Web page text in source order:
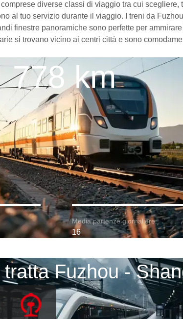
diverse classi di viaggio tra cui
al tuo servizio durante il viaggio. I treni da
finestre panoramiche sono perfette per
si trovano vicino ai centri città e sono
778 km
Media partenze giornaliere:
16
Fuzhou -